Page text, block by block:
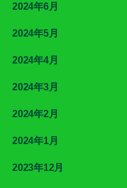
2024年6月
2024年5月
2024年4月
2024年3月
2024年2月
2024年1月
2023年12月